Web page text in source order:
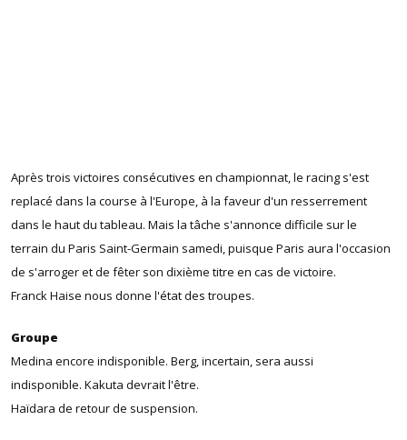
Après trois victoires consécutives en championnat, le racing s'est
replacé dans la course à l'Europe, à la faveur d'un resserrement
dans le haut du tableau. Mais la tâche s'annonce difficile sur le
terrain du Paris Saint-Germain samedi, puisque Paris aura l'occasion
de s'arroger et de fêter son dixième titre en cas de victoire.
Franck Haise nous donne l'état des troupes.
Groupe
Medina encore indisponible. Berg, incertain, sera aussi
indisponible. Kakuta devrait l'être.
Haïdara de retour de suspension.